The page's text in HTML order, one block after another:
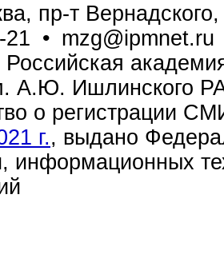
пр-т
21 • mzg@ipmnet.ru
А.Ю. Ишлинского
о регистрации
г., выдано
информационных